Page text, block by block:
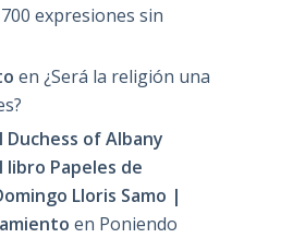
expresiones sin
en ¿Será la religión una
Duchess of Albany
Papeles de
Lloris Samo |
en Poniendo